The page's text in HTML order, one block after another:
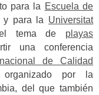
para la Escuela de
y para la Universitat
tema de playas
una conferencia
de Calidad
por la
del que también